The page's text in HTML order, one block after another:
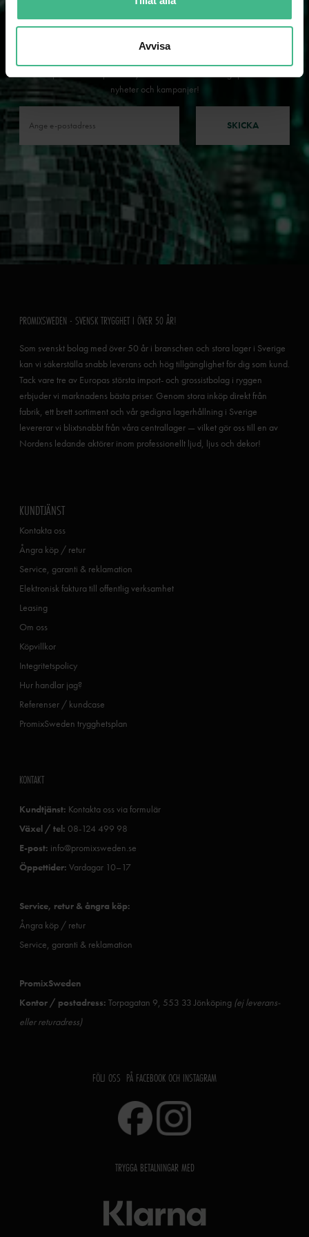
Avvisa
NYHETSBREV
nyheter och kampanjer!
SKICKA
PROMIXSWEDEN - SVENSK TRYGGHET I ÖVER 50 ÅR!
Som svenskt bolag med över 50 år i branschen och stora lager i Sverige
kan vi säkerställa snabb leverans och hög tillgänglighet för dig som kund.
Tack vare tre av Europas största import- och grossistbolag i ryggen
erbjuder vi marknadens bästa priser. Genom stora inköp direkt från
fabrik, ett brett sortiment och vår gedigna lagerhållning i Sverige
levererar vi blixtsnabbt från våra centrallager — vilket gör oss till en av
Nordens ledande aktörer inom professionellt ljud, ljus och dekor!
KUNDTJÄNST
Kontakta oss
Ångra köp / retur
Service, garanti & reklamation
Elektronisk faktura till offentlig verksamhet
Leasing
Om oss
Köpvillkor
Integritetspolicy
Hur handlar jag?
Referenser / kundcase
PromixSweden trygghetsplan
KONTAKT
Kundtjänst: Kontakta oss via formulär
Växel / tel: 08-124 499 98
E-post: info@promixsweden.se
Öppettider: Vardagar 10–17
Service, retur & ångra köp:
Ångra köp / retur
Service, garanti & reklamation
PromixSweden
Kontor / postadress: Torpagatan 9, 553 33 Jönköping (ej leverans-
eller returadress)
FÖLJ OSS PÅ FACEBOOK OCH INSTAGRAM
TRYGGA BETALNINGAR MED